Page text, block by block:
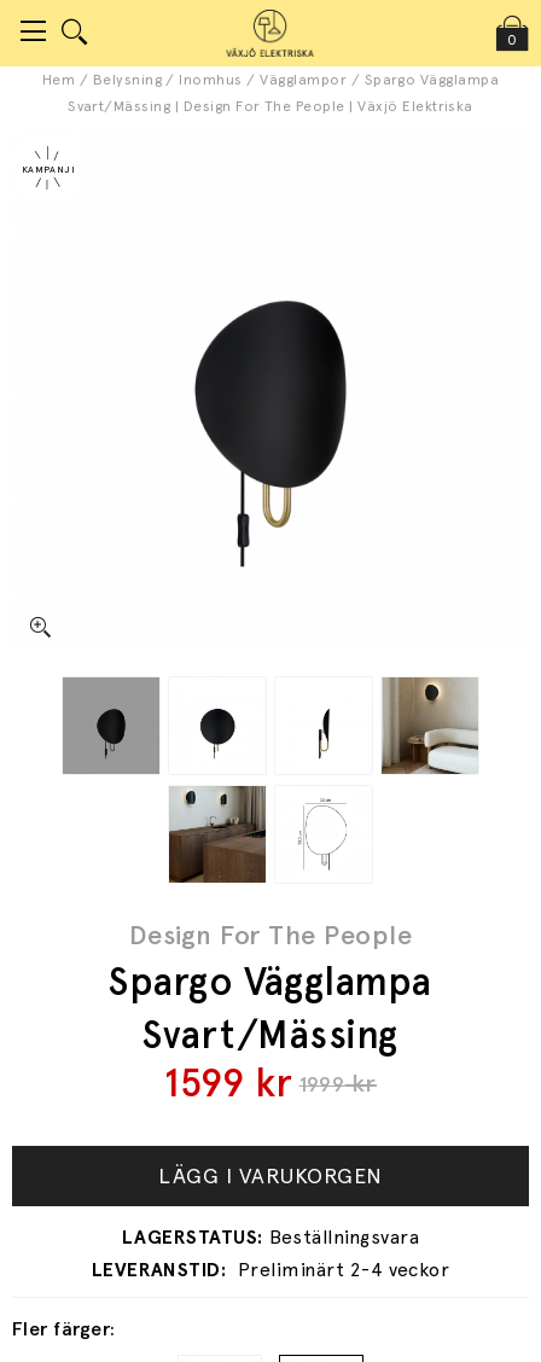
0
Hem / Belysning / Inomhus /Vägglampor / Spargo Vägglampa
Svart/Mässing | Design For The People | Växjö Elektriska
Design For The People
Spargo Vägglampa
Svart/Mässing
1999kr
1599 kr
Fler färger:
LÄGG I VARUKORGEN
Preliminärt 2-4 veckor